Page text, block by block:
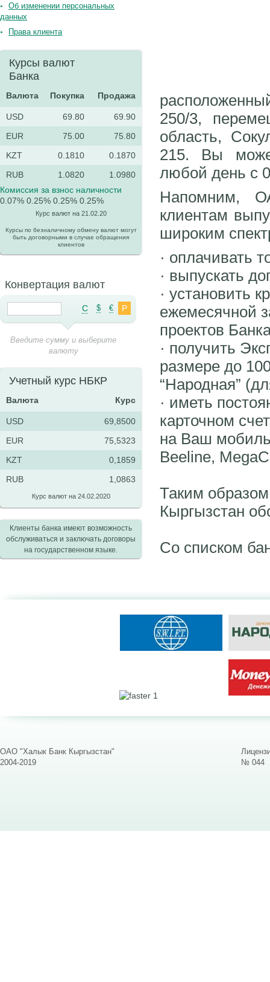
250/3,
область,
215. Вы
любой день с
Напомним,
клиентам
широким
· оплачивать
· выпускать
· установить
ежемесячной
проектов
· получить
размере до
“Народная”
· иметь
карточном
на Ваш
Beeline,
Таким
Кыргызстан
Со списком
Об изменении персональных
данных
Права клиента
Курсы валют
Банка
Валюта Покупка Продажа
USD 69.80
69.90
EUR
75.00
75.80
KZT
0.1810
0.1870
RUB
1.0820
1.0980
Комиссия за взнос наличности
0.07% 0.25% 0.25% 0.25%
Курс валют на 21.02.20
Курсы по безналичному обмену валют могут
быть договорными в случае обращения
клиентов
Конвертация валют
C $ € Р
Введите сумму и выберите
валюту
Учетный курс НБКР
Валюта Курс
USD
69,8500
EUR
75,5323
KZT
0,1859
RUB
1,0863
Курс валют на 24.02.2020
Клиенты банка имеют возможность
обслуживаться и заключать договоры
на государственном языке.
ОАО "Халык Банк Кыргызстан"
2004-2019
№ 044